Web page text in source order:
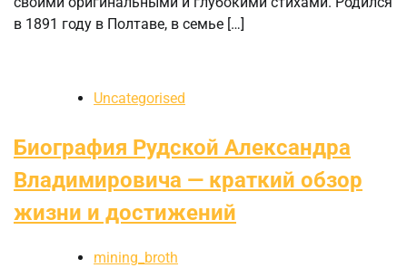
в 1891 году в Полтаве, в семье […]
Uncategorised
Биография Рудской Александра
Владимировича — краткий обзор
жизни и достижений
mining_broth